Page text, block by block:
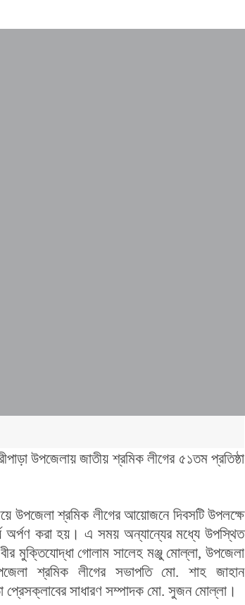
উপজেলায় জাতীয় শ্রমিক লীগের ৫১তম প্রতিষ্ঠা
উপজেলা শ্রমিক লীগের আয়োজনে দিবসটি উপলক্ষে
অর্পণ করা হয়। এ সময় অন্যান্যের মধ্যে উপস্থিত
মুক্তিযোদ্ধা গোলাম সালেহ মঞ্জু মোল্লা, উপজেলা
শ্রমিক লীগের সভাপতি মো. শাহ জাহান
প্রেসক্লাবের সাধারণ সম্পাদক মো. সুজন মোল্লা।